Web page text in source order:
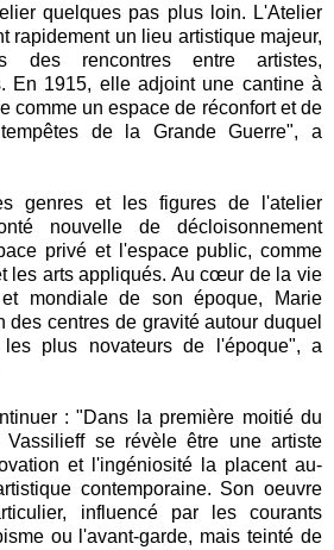
quelques pas plus loin. L'Atelier
rapidement un lieu artistique majeur,
des rencontres entre artistes,
En 1915, elle adjoint une cantine à
comme un espace de réconfort et de
de la Grande Guerre", a
genres et les figures de l'atelier
nouvelle de décloisonnement
privé et l'espace public, comme
les arts appliqués. Au cœur de la vie
mondiale de son époque, Marie
des centres de gravité autour duquel
plus novateurs de l'époque", a
: "Dans la première moitié du
Vassilieff se révèle être une artiste
et l'ingéniosité la placent au-
contemporaine. Son oeuvre
influencé par les courants
ou l'avant-garde, mais teinté de